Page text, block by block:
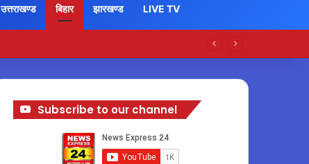
उत्तराखण्ड बिहार झारखण्ड LIVE TV
Subscribe to our channel